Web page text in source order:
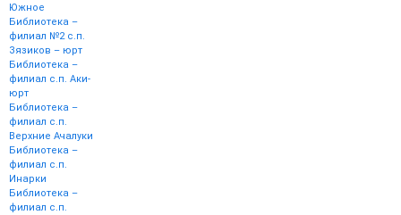
Южное
Библиотека –
филиал №2 с.п.
Зязиков – юрт
Библиотека –
филиал с.п. Аки-
юрт
Библиотека –
филиал с.п.
Верхние Ачалуки
Библиотека –
филиал с.п.
Инарки
Библиотека –
филиал с.п.